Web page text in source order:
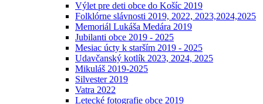
Výlet pre deti obce do Košíc 2019
Folklórne slávnosti 2019, 2022, 2023,2024,2025
Memoriál Lukáša Medára 2019
Jubilanti obce 2019 - 2025
Mesiac úcty k starším 2019 - 2025
Udavčanský kotlík 2023, 2024, 2025
Mikuláš 2019-2025
Silvester 2019
Vatra 2022
Letecké fotografie obce 2019